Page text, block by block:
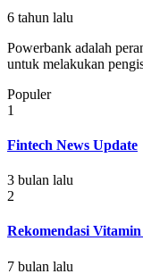
6 tahun lalu
Powerbank adalah
untuk melakukan
Populer
1
Fintech News Update
3 bulan lalu
2
Rekomendasi
7 bulan lalu